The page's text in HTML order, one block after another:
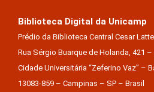
Biblioteca Digital da Unicamp
Prédio da Biblioteca Central Cesar
Rua Sérgio Buarque de Holanda, 421 –
Cidade Universitária “Zeferino Vaz” –
13083-859 – Campinas – SP – Brasil